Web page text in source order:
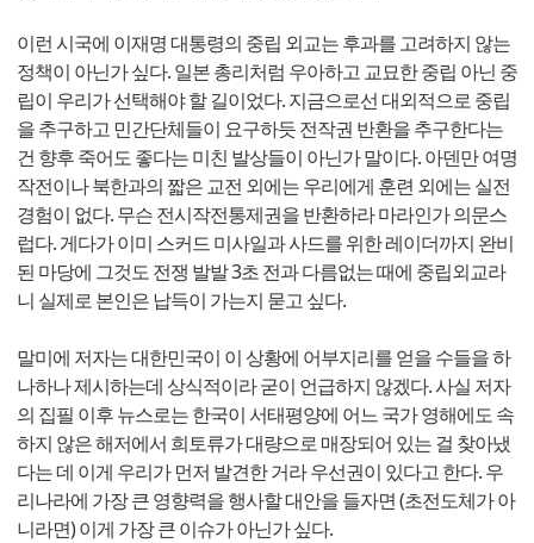
이런 시국에 이재명 대통령의 중립 외교는 후과를 고려하지 않는
정책이 아닌가 싶다. 일본 총리처럼 우아하고 교묘한 중립 아닌 중
립이 우리가 선택해야 할 길이었다. 지금으로선 대외적으로 중립
을 추구하고 민간단체들이 요구하듯 전작권 반환을 추구한다는
건 향후 죽어도 좋다는 미친 발상들이 아닌가 말이다. 아덴만 여명
작전이나 북한과의 짧은 교전 외에는 우리에게 훈련 외에는 실전
경험이 없다. 무슨 전시작전통제권을 반환하라 마라인가 의문스
럽다. 게다가 이미 스커드 미사일과 사드를 위한 레이더까지 완비
된 마당에 그것도 전쟁 발발 3초 전과 다름없는 때에 중립외교라
니 실제로 본인은 납득이 가는지 묻고 싶다.
말미에 저자는 대한민국이 이 상황에 어부지리를 얻을 수들을 하
나하나 제시하는데 상식적이라 굳이 언급하지 않겠다. 사실 저자
의 집필 이후 뉴스로는 한국이 서태평양에 어느 국가 영해에도 속
하지 않은 해저에서 희토류가 대량으로 매장되어 있는 걸 찾아냈
다는 데 이게 우리가 먼저 발견한 거라 우선권이 있다고 한다. 우
리나라에 가장 큰 영향력을 행사할 대안을 들자면 (초전도체가 아
니라면) 이게 가장 큰 이슈가 아닌가 싶다.